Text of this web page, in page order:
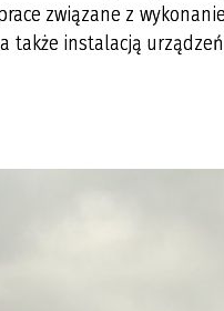
związane z
także instalacją urządzeń